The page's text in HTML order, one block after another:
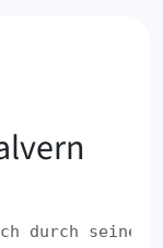
durch seine